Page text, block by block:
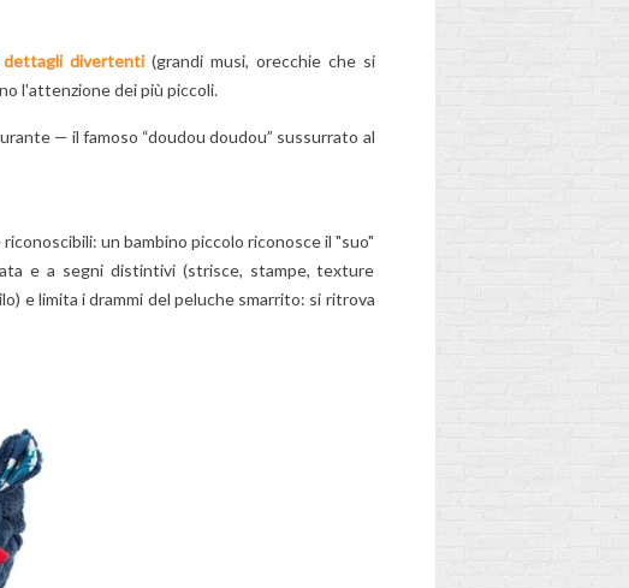
di più
Per saperne di più
LES
:
I BAMBINI
(E
GENITORI)?
dettagli divertenti(grandi musi, orecchie che si
l'attenzione dei più piccoli.
— il famoso “doudou doudou” sussurrato al
un bambino piccolo riconosce il "suo"
e a segni distintivi (strisce, stampe, texture
e limita i drammi del peluche smarrito: si ritrova